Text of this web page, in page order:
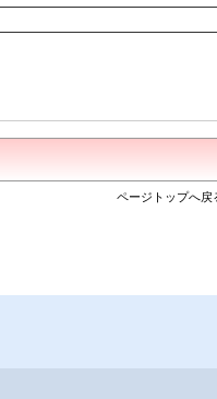
ページトップへ